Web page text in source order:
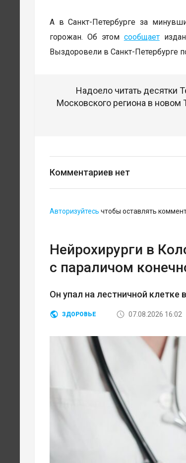
А в Санкт-Петербурге за
горожан. Об этом сообщает
Выздоровели в Санкт-Петербурге
Надоело читать десятки
Московского региона в новом
Комментариев нет
Авторизуйтесь чтобы оставлять
Нейрохирурги в
с параличом
Он упал на лестничной клетке
ЗДОРОВЬЕ 07.08.2026 16:02